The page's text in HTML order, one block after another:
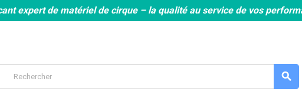
expert de matériel de cirque – la qualité au service de vos
search